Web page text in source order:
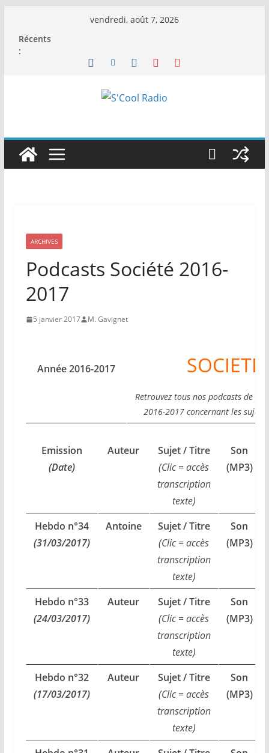
contenu
vendredi, août 7, 2026
Récents
:
ARCHIVES
Podcasts Société 2016-
2017
5 janvier 2017 M. Gavignet
Année 2016-2017 SOCIETE
Retrouvez tous nos podcasts de
2016-2017 concernant les sujets
Emission
(Date)
Auteur
Sujet / Titre
(Clic = accès
transcription
texte)
Son
(MP3)
Hebdo n°34
(31/03/2017)
Antoine
Sujet / Titre
(Clic = accès
transcription
texte)
Son
(MP3)
Hebdo n°33
(24/03/2017)
Auteur
Sujet / Titre
(Clic = accès
transcription
texte)
Son
(MP3)
Hebdo n°32
(17/03/2017)
Auteur
Sujet / Titre
(Clic = accès
transcription
texte)
Son
(MP3)